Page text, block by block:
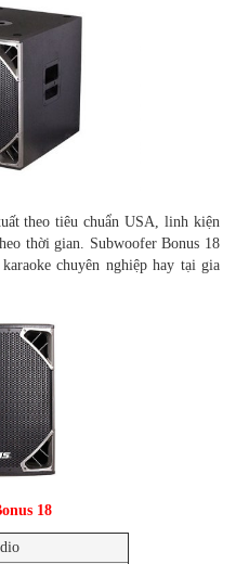
theo tiêu chuẩn USA, linh kiện
thời gian. Subwoofer Bonus 18
chuyên nghiệp hay tại gia
18